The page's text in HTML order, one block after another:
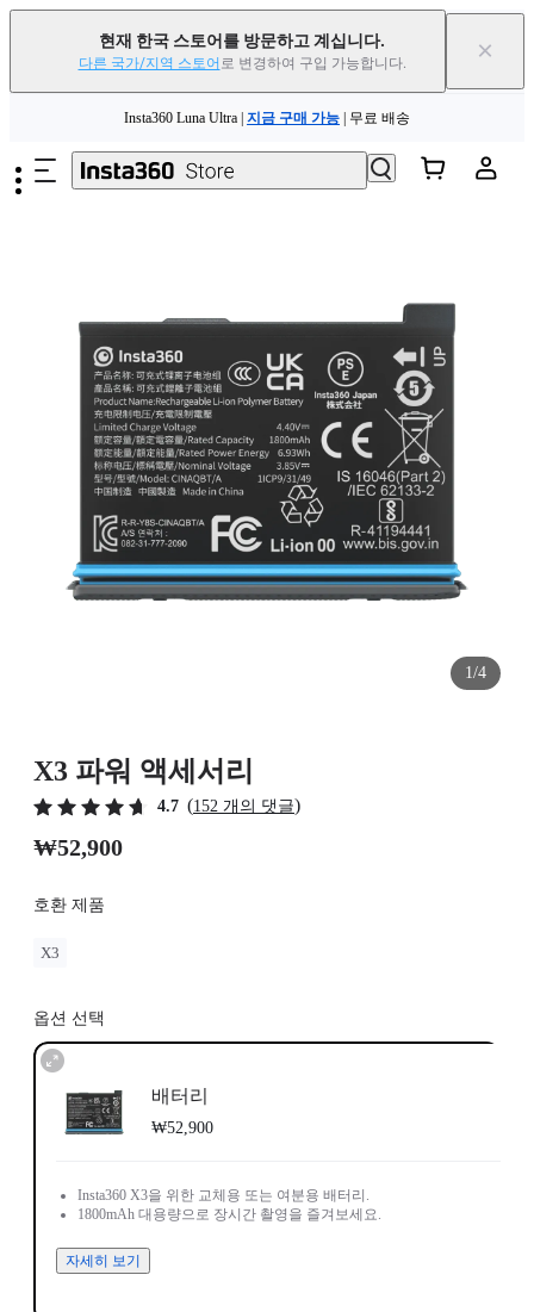
현재 한국 스토어를 방문하고 계십니다.
다른 국가/지역 스토어 로 변경하여 구입 가능합니다. ×
Insta360 Luna Ultra | 지금 구매 가능 | 무료 배송
1/4
X3 파워 액세서리
4.7 (152 개의 댓글)
₩52,900
호환 제품
X3
옵션 선택
배터리
₩52,900
Insta360 X3을 위한 교체용 또는 여분용 배터리.
1800mAh 대용량으로 장시간 촬영을 즐겨보세요.
자세히 보기